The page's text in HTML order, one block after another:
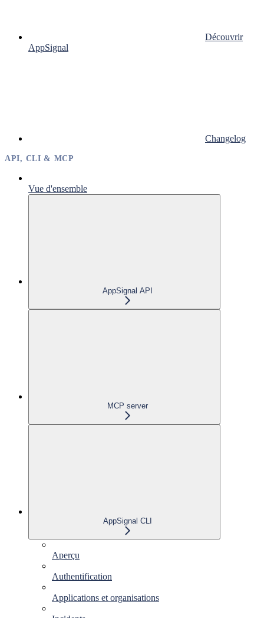
Découvrir
AppSignal
Changelog
API, CLI & MCP
Vue d'ensemble
AppSignal API
MCP server
AppSignal CLI
Aperçu
Authentification
Applications et organisations